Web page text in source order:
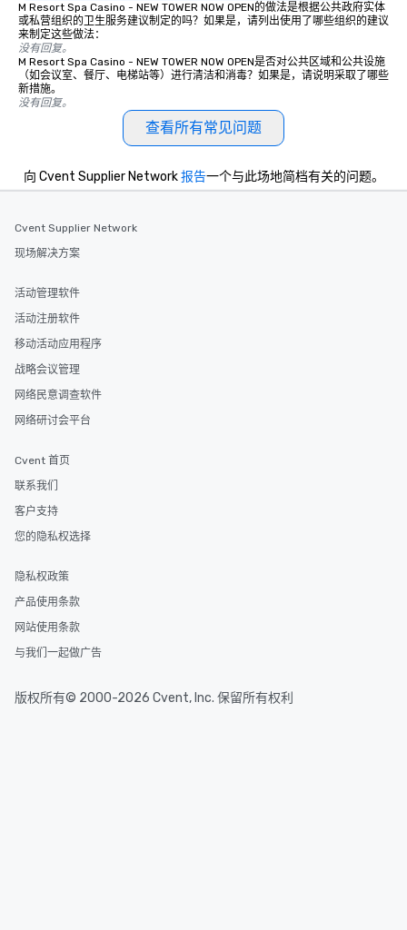
M Resort Spa Casino - NEW TOWER NOW OPEN的做法是根据公共政府实体
或私营组织的卫生服务建议制定的吗？如果是，请列出使用了哪些组织的建议
来制定这些做法：
没有回复。
M Resort Spa Casino - NEW TOWER NOW OPEN是否对公共区域和公共设施
（如会议室、餐厅、电梯站等）进行清洁和消毒？如果是，请说明采取了哪些
新措施。
没有回复。
查看所有常见问题
向 Cvent Supplier Network报告一个与此场地简档有关的问题。
Cvent Supplier Network
现场解决方案
活动管理软件
活动注册软件
移动活动应用程序
战略会议管理
网络民意调查软件
网络研讨会平台
Cvent 首页
联系我们
客户支持
您的隐私权选择
隐私权政策
产品使用条款
网站使用条款
与我们一起做广告
版权所有© 2000-2026 Cvent, Inc. 保留所有权利